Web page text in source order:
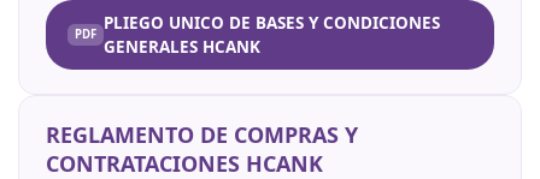
PLIEGO UNICO DE BASES Y CONDICIONES
GENERALES HCANK
REGLAMENTO DE COMPRAS Y
CONTRATACIONES HCANK